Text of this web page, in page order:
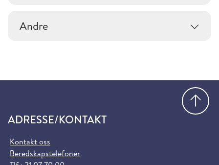
Andre
ADRESSE/KONTAKT
Kontakt oss
Beredskapstelefoner